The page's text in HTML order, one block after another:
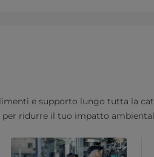
e supporto lungo tutta la
ridurre il tuo impatto